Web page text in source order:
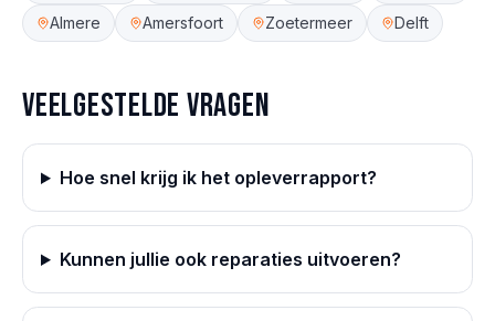
Almere
Amersfoort Zoetermeer Delft
Veelgestelde vragen
Hoe snel krijg ik het opleverrapport?
Kunnen jullie ook reparaties uitvoeren?